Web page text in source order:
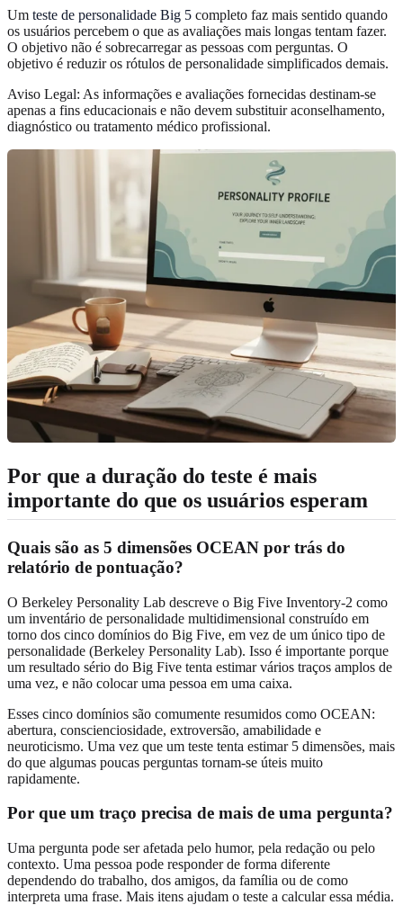
Um teste de personalidade Big 5 completo faz mais sentido quando
os usuários percebem o que as avaliações mais longas tentam fazer.
O objetivo não é sobrecarregar as pessoas com perguntas. O
objetivo é reduzir os rótulos de personalidade simplificados demais.
Aviso Legal: As informações e avaliações fornecidas destinam-se
apenas a fins educacionais e não devem substituir aconselhamento,
diagnóstico ou tratamento médico profissional.
Por que a duração do teste é mais
importante do que os usuários esperam
Quais são as 5 dimensões OCEAN por trás do
relatório de pontuação?
O Berkeley Personality Lab descreve o Big Five Inventory-2 como
um inventário de personalidade multidimensional construído em
torno dos cinco domínios do Big Five, em vez de um único tipo de
personalidade (Berkeley Personality Lab). Isso é importante porque
um resultado sério do Big Five tenta estimar vários traços amplos de
uma vez, e não colocar uma pessoa em uma caixa.
Esses cinco domínios são comumente resumidos como OCEAN:
abertura, conscienciosidade, extroversão, amabilidade e
neuroticismo. Uma vez que um teste tenta estimar 5 dimensões, mais
do que algumas poucas perguntas tornam-se úteis muito
rapidamente.
Por que um traço precisa de mais de uma pergunta?
Uma pergunta pode ser afetada pelo humor, pela redação ou pelo
contexto. Uma pessoa pode responder de forma diferente
dependendo do trabalho, dos amigos, da família ou de como
interpreta uma frase. Mais itens ajudam o teste a calcular essa média.